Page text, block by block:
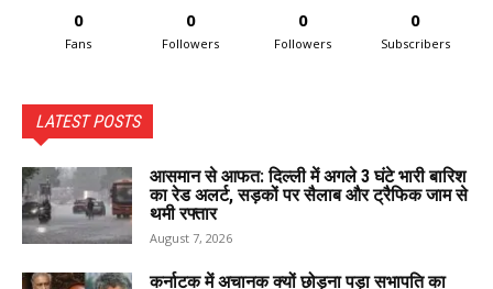
0
Fans
0
Followers
0
Followers
0
Subscribers
LATEST POSTS
आसमान से आफत: दिल्ली में अगले 3 घंटे भारी बारिश
का रेड अलर्ट, सड़कों पर सैलाब और ट्रैफिक जाम से
थमी रफ्तार
August 7, 2026
कर्नाटक में अचानक क्यों छोड़ना पड़ा सभापति का